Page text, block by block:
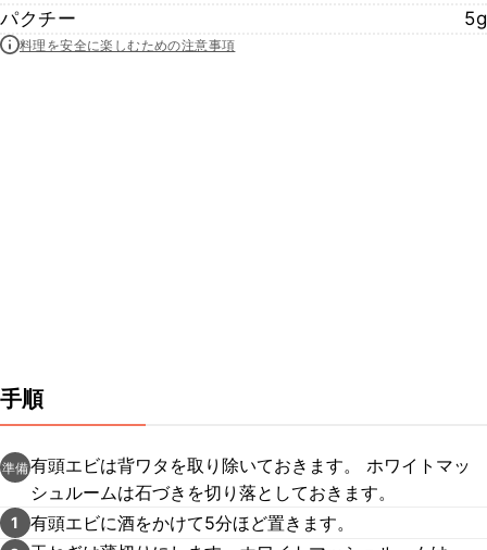
パクチー 5g
料理を安全に楽しむための注意事項
手順
準備有頭エビは背ワタを取り除いておきます。 ホワイトマッ
シュルームは石づきを切り落としておきます。
1 有頭エビに酒をかけて5分ほど置きます。